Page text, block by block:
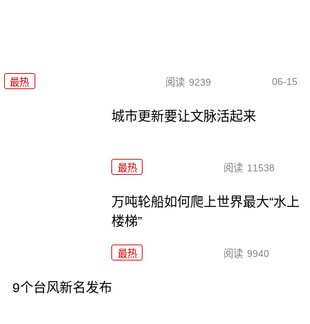
最热 阅读 9239 06-15
城市更新要让文脉活起来
最热 阅读 11538
万吨轮船如何爬上世界最大“水上
楼梯”
最热 阅读 9940
9个台风新名发布